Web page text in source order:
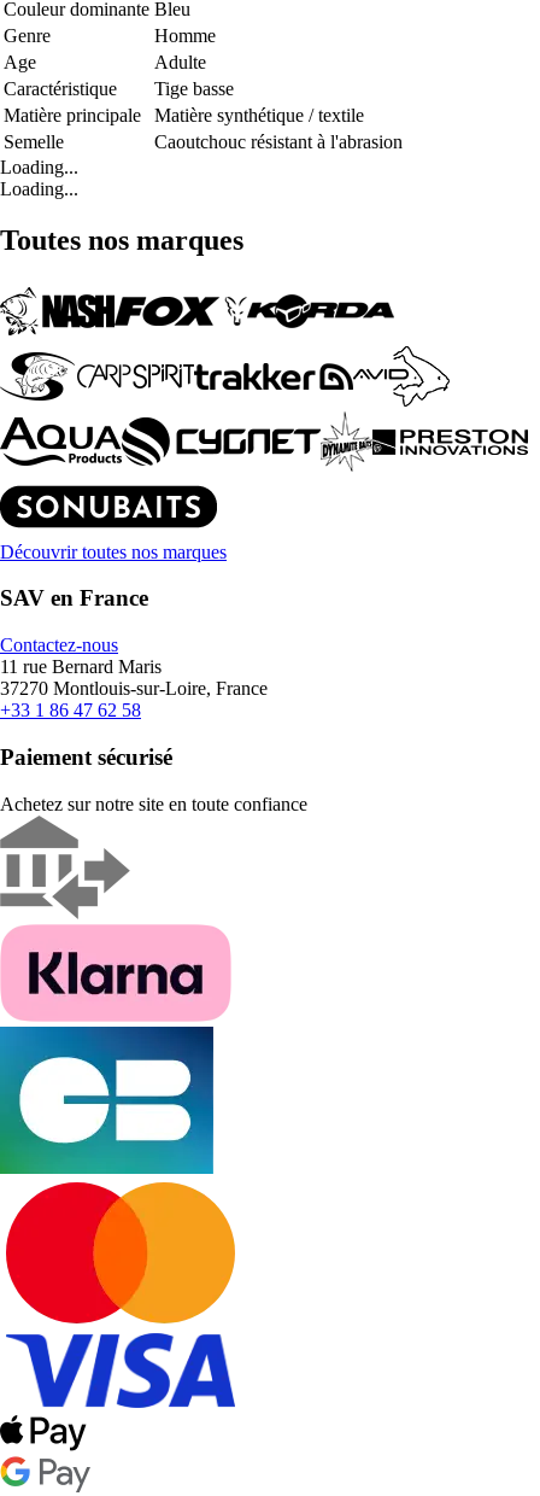
Couleur dominante Bleu
Genre
Homme
Age
Adulte
Caractéristique
Tige basse
Matière principale
Matière synthétique / textile
Semelle
Caoutchouc résistant à l'abrasion
Loading...
Loading...
Toutes nos marques
Découvrir toutes nos marques
SAV en France
Contactez-nous
11 rue Bernard Maris
37270 Montlouis-sur-Loire, France
+33 1 86 47 62 58
Paiement sécurisé
Achetez sur notre site en toute confiance